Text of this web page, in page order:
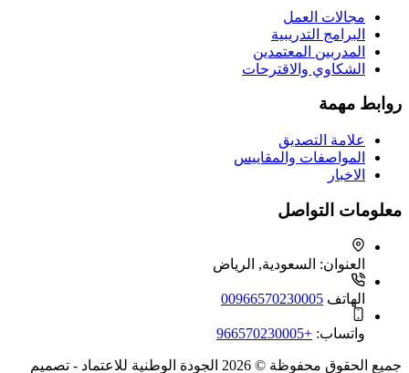
مجالات العمل
البرامج التدريبية
المدربين المعتمدين
الشكاوي والاقترحات
روابط مهمة
علامة التصديق
المواصفات والمقاييس
الاخبار
معلومات التواصل
العنوان: السعودية, الرياض
الهاتف 00966570230005
واتساب: +966570230005
جميع الحقوق محفوظة © 2026 الجودة الوطنية للاعتماد - تصميم